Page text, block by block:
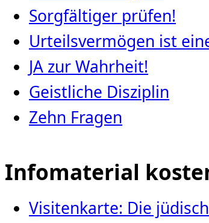
Sorgfältiger prüfen!
Urteilsvermögen ist
JA zur Wahrheit!
Geistliche Disziplin
Zehn Fragen
Infomaterial
Visitenkarte: Die